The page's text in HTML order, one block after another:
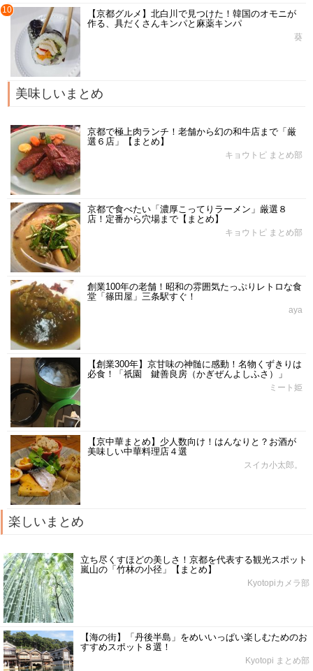
10
【京都グルメ】北白川で見つけた！韓国のオモニが
作る、具だくさんキンパと麻薬キンパ
葵
美味しいまとめ
京都で極上肉ランチ！老舗から幻の和牛店まで「厳
選６店」【まとめ】
キョウトピ まとめ部
京都で食べたい「濃厚こってりラーメン」厳選８
店！定番から穴場まで【まとめ】
キョウトピ まとめ部
創業100年の老舗！昭和の雰囲気たっぷりレトロな食
堂「篠田屋」三条駅すぐ！
aya
【創業300年】京甘味の神髄に感動！名物くずきりは
必食！「祇園 鍵善良房（かぎぜんよしふさ）」
ミート姫
【京中華まとめ】少人数向け！はんなりと？お酒が
美味しい中華料理店４選
スイカ小太郎。
楽しいまとめ
立ち尽くすほどの美しさ！京都を代表する観光スポット
嵐山の「竹林の小径」【まとめ】
Kyotopiカメラ部
【海の街】「丹後半島」をめいいっぱい楽しむためのお
すすめスポット８選！
Kyotopi まとめ部